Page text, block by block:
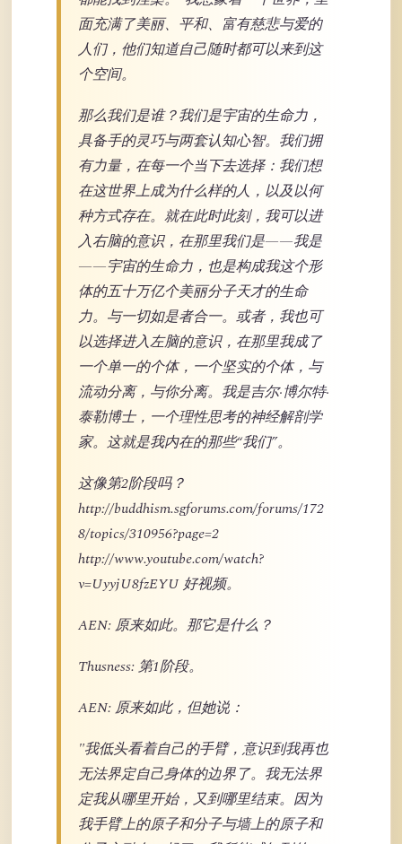
面充满了美丽、平和、富有慈悲与爱的
人们，他们知道自己随时都可以来到这
个空间。
那么我们是谁？我们是宇宙的生命力，
具备手的灵巧与两套认知心智。我们拥
有力量，在每一个当下去选择：我们想
在这世界上成为什么样的人，以及以何
种方式存在。就在此时此刻，我可以进
入右脑的意识，在那里我们是——我是
——宇宙的生命力，也是构成我这个形
体的五十万亿个美丽分子天才的生命
力。与一切如是者合一。或者，我也可
以选择进入左脑的意识，在那里我成了
一个单一的个体，一个坚实的个体，与
流动分离，与你分离。我是吉尔·博尔特·
泰勒博士，一个理性思考的神经解剖学
家。这就是我内在的那些“我们”。
这像第2阶段吗？
http://buddhism.sgforums.com/forums/172
8/topics/310956?page=2
http://www.youtube.com/watch?
v=UyyjU8fzEYU 好视频。
AEN: 原来如此。那它是什么？
Thusness: 第1阶段。
AEN: 原来如此，但她说：
"我低头看着自己的手臂，意识到我再也
无法界定自己身体的边界了。我无法界
定我从哪里开始，又到哪里结束。因为
我手臂上的原子和分子与墙上的原子和